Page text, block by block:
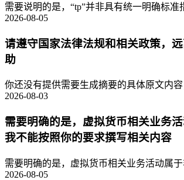
需要说明的是，“tp”并非具有统一明确标
2026-08-05
请遵守国家法律法规和相关政策，
助
你还没有提供需要生成摘要的具体原文内
2026-08-03
需要明确的是，虚拟货币相关业务
我不能按照你的要求撰写相关内容
需要明确的是，虚拟货币相关业务活动属
2026-08-05